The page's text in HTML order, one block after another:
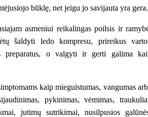
būklę, net jeigu jo savijauta yra gera.
asmeniui reikalingas poilsis ir
šaldyti ledo kompresu, prireikus
preparatus, o valgyti ir gerti galima
kaip mieguistumas, vangumas
pykinimas, vėmimas,
jutimų sutrikimai, nusilpusios